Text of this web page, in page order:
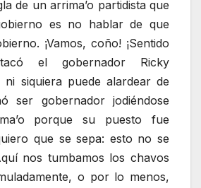
de un arrima’o partidista que
es no hablar de que
¡Vamos, coño! ¡Sentido
el gobernador Ricky
ni siquiera puede alardear de
ser gobernador jodiéndose
porque su puesto fue
que se sepa: esto no se
nos tumbamos los chavos
o por lo menos,